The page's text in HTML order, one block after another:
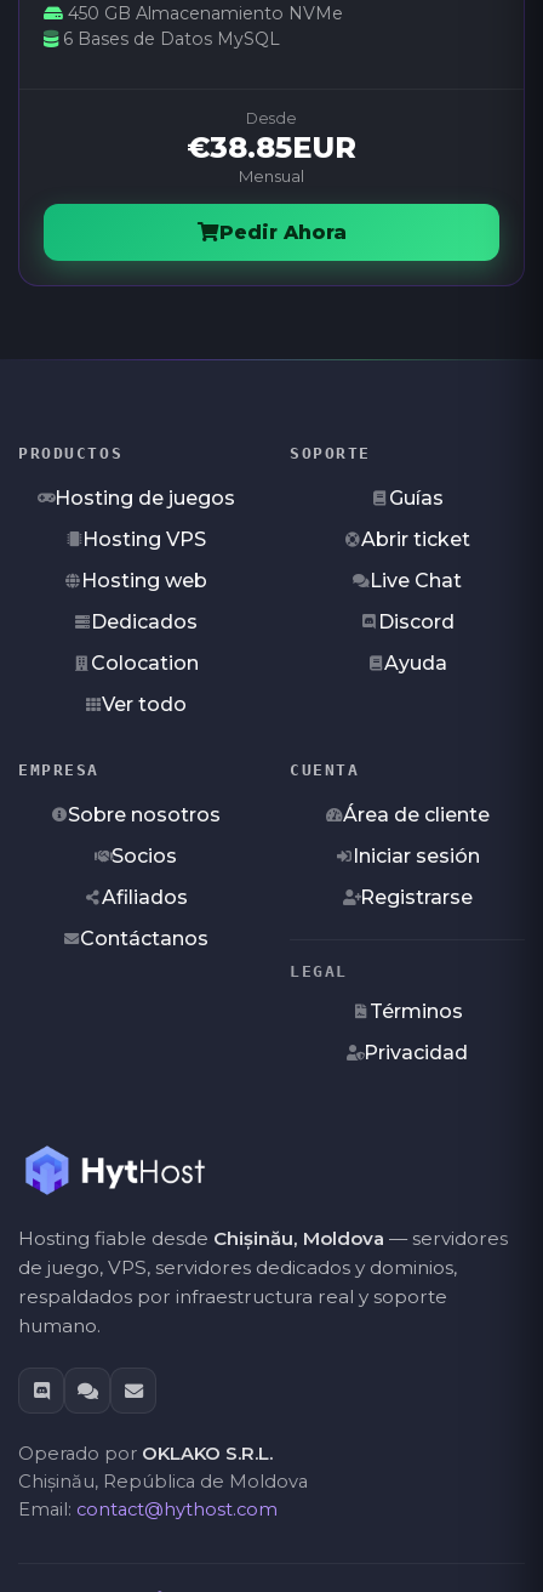
450 GB Almacenamiento NVMe
6 Bases de Datos MySQL
Desde
€38.85EUR
Mensual
Pedir Ahora
PRODUCTOS
Hosting de juegos
Hosting VPS
Hosting web
Dedicados
Colocation
Ver todo
SOPORTE
Guías
Abrir ticket
Live Chat
Discord
Ayuda
EMPRESA
Sobre nosotros
Socios
Afiliados
Contáctanos
CUENTA
Área de cliente
Iniciar sesión
Registrarse
LEGAL
Términos
Privacidad
Hosting fiable desde Chișinău, Moldova — servidores
de juego, VPS, servidores dedicados y dominios,
respaldados por infraestructura real y soporte
humano.
Operado por OKLAKO S.R.L.
Chișinău, República de Moldova
Email: contact@hythost.com